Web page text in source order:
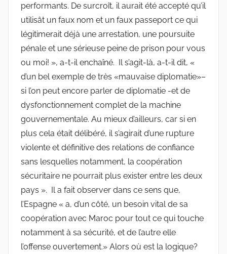
performants. De surcroît, il aurait été accepté qu’il
utilisât un faux nom et un faux passeport ce qui
légitimerait déjà une arrestation, une poursuite
pénale et une sérieuse peine de prison pour vous
ou moi! », a-t-il enchaîné. Il s’agit-là, a-t-il dit, «
d’un bel exemple de très «mauvaise diplomatie»–
si l’on peut encore parler de diplomatie -et de
dysfonctionnement complet de la machine
gouvernementale. Au mieux d’ailleurs, car si en
plus cela était délibéré, il s’agirait d’une rupture
violente et définitive des relations de confiance
sans lesquelles notamment, la coopération
sécuritaire ne pourrait plus exister entre les deux
pays ». Il a fait observer dans ce sens que,
l’Espagne « a, d’un côté, un besoin vital de sa
coopération avec Maroc pour tout ce qui touche
notamment à sa sécurité, et de l’autre elle
l’offense ouvertement.» Alors où est la logique?